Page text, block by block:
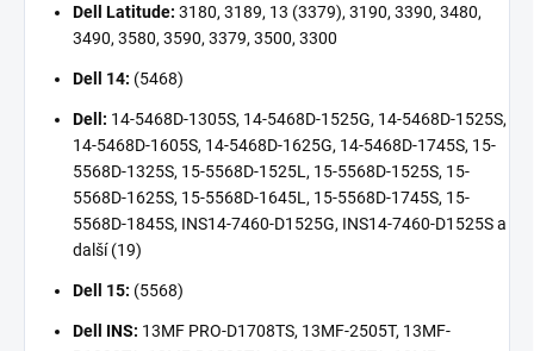
Dell Latitude: 3180, 3189, 13 (3379), 3190, 3390, 3480,
3490, 3580, 3590, 3379, 3500, 3300
Dell 14: (5468)
Dell: 14-5468D-1305S, 14-5468D-1525G, 14-5468D-1525S,
14-5468D-1605S, 14-5468D-1625G, 14-5468D-1745S, 15-
5568D-1325S, 15-5568D-1525L, 15-5568D-1525S, 15-
5568D-1625S, 15-5568D-1645L, 15-5568D-1745S, 15-
5568D-1845S, INS14-7460-D1525G, INS14-7460-D1525S a
další (19)
Dell 15: (5568)
Dell INS: 13MF PRO-D1708TS, 13MF-2505T, 13MF-